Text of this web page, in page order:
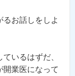
お話しをしよ
いるはずだ、
開業医になって